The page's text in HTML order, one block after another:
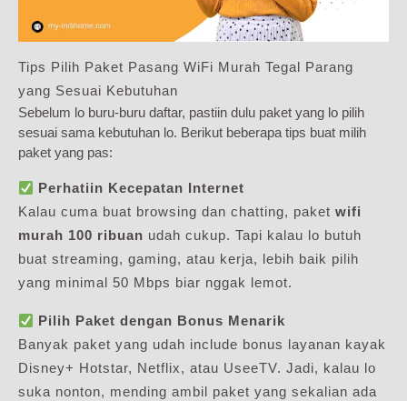
Tips Pilih Paket Pasang WiFi Murah Tegal Parang
yang Sesuai Kebutuhan
Sebelum lo buru-buru daftar, pastiin dulu paket yang lo pilih
sesuai sama kebutuhan lo. Berikut beberapa tips buat milih
paket yang pas:
Perhatiin Kecepatan Internet
Kalau cuma buat browsing dan chatting, paket wifi
murah 100 ribuan udah cukup. Tapi kalau lo butuh
buat streaming, gaming, atau kerja, lebih baik pilih
yang minimal 50 Mbps biar nggak lemot.
Pilih Paket dengan Bonus Menarik
Banyak paket yang udah include bonus layanan kayak
Disney+ Hotstar, Netflix, atau UseeTV. Jadi, kalau lo
suka nonton, mending ambil paket yang sekalian ada